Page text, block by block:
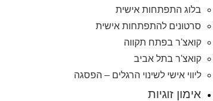
בלוג התפתחות אישית
סרטונים להתפתחות אישית
קואצ'ר בפתח תקווה
קואצ'ר בתל אביב
ליווי אישי לשינוי הרגלים – הפסגה
אימון זוגיות